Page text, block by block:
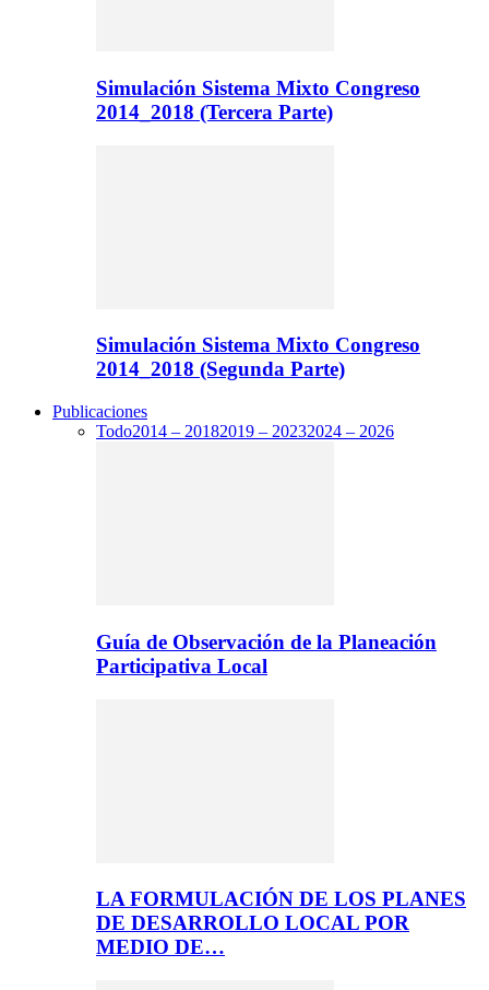
Simulación Sistema Mixto Congreso
2014_2018 (Tercera Parte)
Simulación Sistema Mixto Congreso
2014_2018 (Segunda Parte)
Publicaciones
Todo2014 – 20182019 – 20232024 – 2026
Guía de Observación de la Planeación
Participativa Local
LA FORMULACIÓN DE LOS PLANES
DE DESARROLLO LOCAL POR
MEDIO DE…